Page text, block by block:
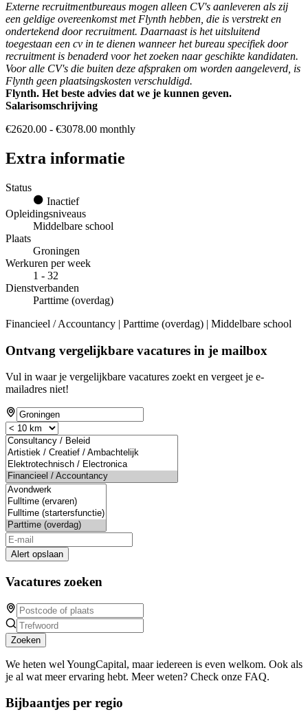
Externe recruitmentbureaus mogen alleen CV's aanleveren als zij
een geldige overeenkomst met Flynth hebben, die is verstrekt en
ondertekend door recruitment. Daarnaast is het uitsluitend
toegestaan een cv in te dienen wanneer het bureau specifiek door
recruitment is benaderd voor het zoeken naar geschikte kandidaten.
Voor alle CV's die buiten deze afspraken om worden aangeleverd, is
Flynth geen plaatsingskosten verschuldigd.
Flynth. Het beste advies dat we je kunnen geven.
Salarisomschrijving
€2620.00 - €3078.00 monthly
Extra informatie
Status
Inactief
Opleidingsniveaus
Middelbare school
Plaats
Groningen
Werkuren per week
1 - 32
Dienstverbanden
Parttime (overdag)
Financieel / Accountancy | Parttime (overdag) | Middelbare school
Ontvang vergelijkbare vacatures in je mailbox
Vul in waar je vergelijkbare vacatures zoekt en vergeet je e-
mailadres niet!
Alert opslaan
Vacatures zoeken
Zoeken
We heten wel YoungCapital, maar iedereen is even welkom. Ook als
je al wat meer ervaring hebt. Meer weten? Check onze FAQ.
Bijbaantjes per regio